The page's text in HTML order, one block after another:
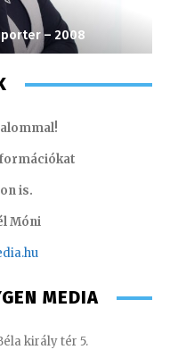
– 2008
is.
Móni
MEDIA
király tér 5.